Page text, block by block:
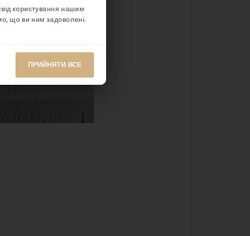
користування нашим
що ви ним задоволені.
ПРИЙНЯТИ ВСЕ